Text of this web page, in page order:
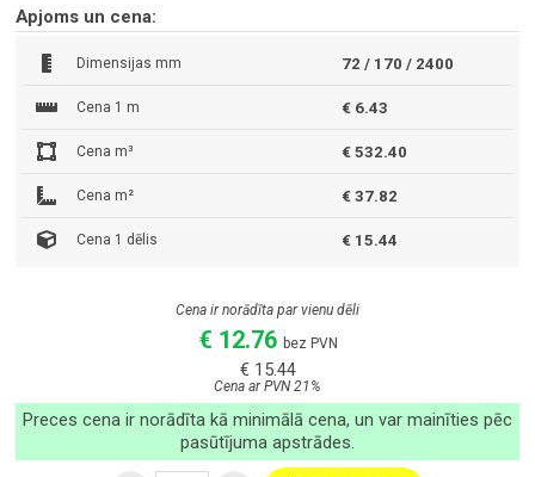
Apjoms un cena:
Dimensijas mm 72 / 170 / 2400
Cena 1 m € 6.43
Cena m³ € 532.40
Cena m² € 37.82
Cena 1 dēlis € 15.44
Cena ir norādīta par vienu dēli
€ 12.76 bez PVN
€ 15.44
Cena ar PVN 21%
Preces cena ir norādīta kā minimālā cena, un var mainīties pēc
pasūtījuma apstrādes.